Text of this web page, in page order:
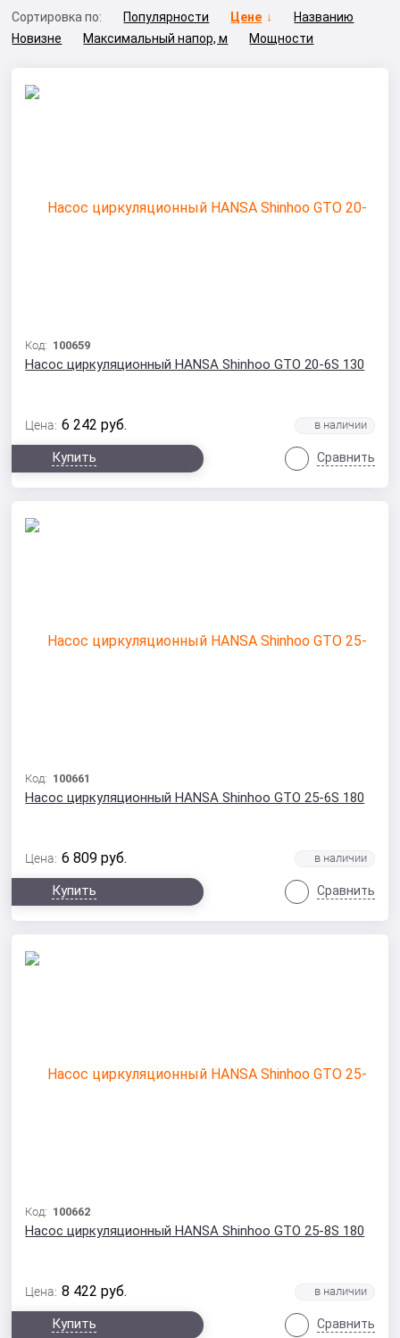
Сортировка по: Популярности Цене
Названию
Новизне
Максимальный напор, м Мощности
Код: 100659
Насос циркуляционный HANSA Shinhoo GTO 20-6S 130
Цена: 6 242 руб.
Купить Сравнить
Код: 100661
Насос циркуляционный HANSA Shinhoo GTO 25-6S 180
Цена: 6 809 руб.
Купить Сравнить
Код: 100662
Насос циркуляционный HANSA Shinhoo GTO 25-8S 180
Цена: 8 422 руб.
Купить Сравнить